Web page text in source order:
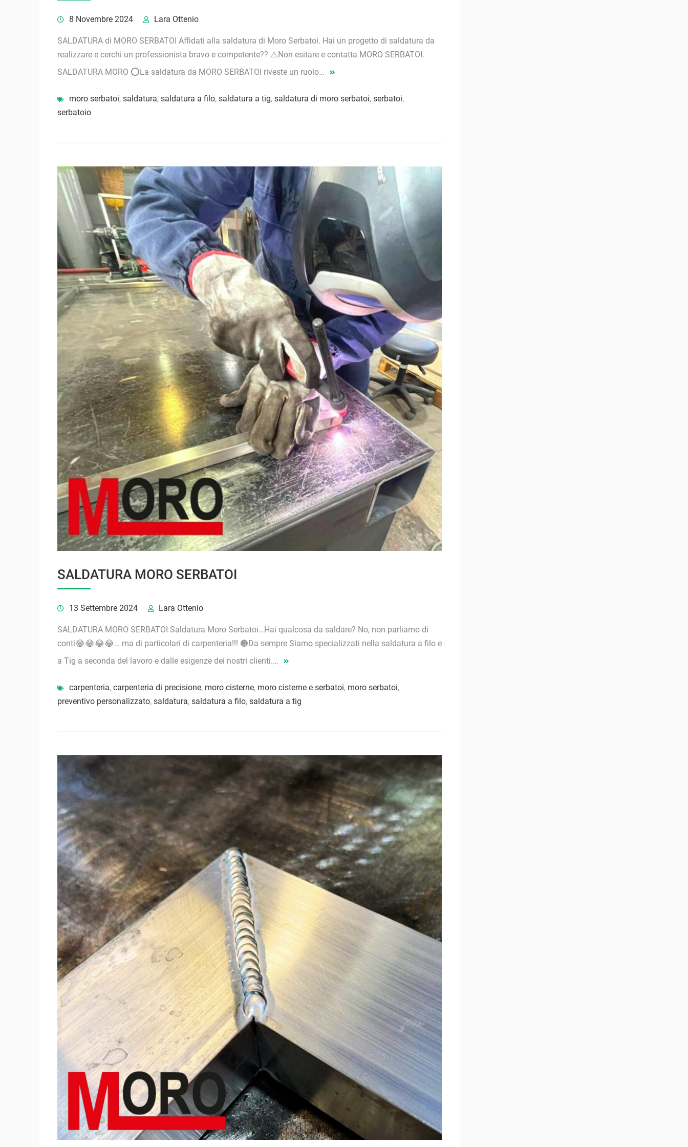
8 Novembre 2024 Lara Ottenio
SALDATURA di MORO SERBATOI Affidati alla saldatura di Moro Serbatoi. Hai un progetto di saldatura da
realizzare e cerchi un professionista bravo e competente?? ⚠️Non esitare e contatta MORO SERBATOI.
SALDATURA MORO ⭕La saldatura da MORO SERBATOI riveste un ruolo…
moro serbatoi, saldatura, saldatura a filo, saldatura a tig, saldatura di moro serbatoi, serbatoi,
serbatoio
SALDATURA MORO SERBATOI
13 Settembre 2024 Lara Ottenio
SALDATURA MORO SERBATOI Saldatura Moro Serbatoi…Hai qualcosa da saldare? No, non parliamo di
conti😂😂😂😂… ma di particolari di carpenteria!!! 🟠Da sempre Siamo specializzati nella saldatura a filo e
a Tig a seconda del lavoro e dalle esigenze dei nostri clienti.…
carpenteria, carpenteria di precisione, moro cisterne, moro cisterne e serbatoi, moro serbatoi,
preventivo personalizzato, saldatura, saldatura a filo, saldatura a tig